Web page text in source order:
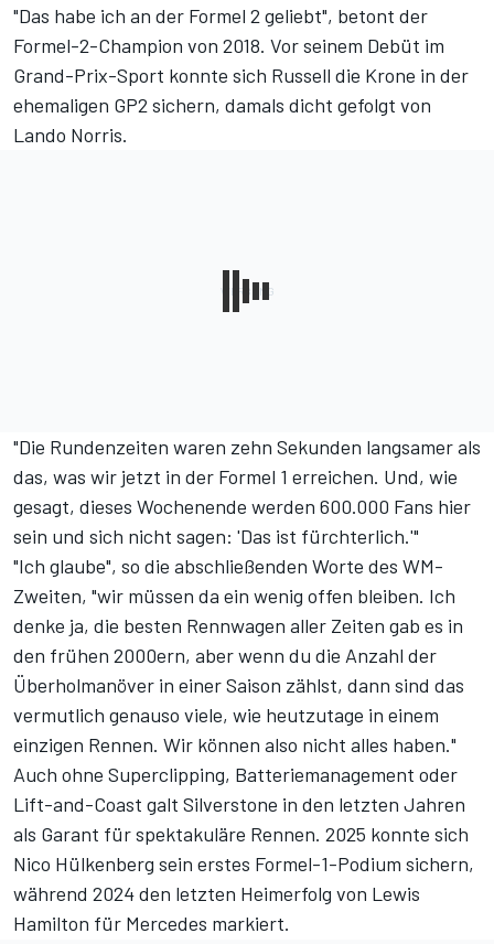
"Das habe ich an der Formel 2 geliebt", betont der
Formel-2-Champion von 2018. Vor seinem Debüt im
Grand-Prix-Sport konnte sich Russell die Krone in der
ehemaligen GP2 sichern, damals dicht gefolgt von
Lando Norris.
"Die Rundenzeiten waren zehn Sekunden langsamer als
das, was wir jetzt in der Formel 1 erreichen. Und, wie
gesagt, dieses Wochenende werden 600.000 Fans hier
sein und sich nicht sagen: 'Das ist fürchterlich.'"
"Ich glaube", so die abschließenden Worte des WM-
Zweiten, "wir müssen da ein wenig offen bleiben. Ich
denke ja, die besten Rennwagen aller Zeiten gab es in
den frühen 2000ern, aber wenn du die Anzahl der
Überholmanöver in einer Saison zählst, dann sind das
vermutlich genauso viele, wie heutzutage in einem
einzigen Rennen. Wir können also nicht alles haben."
Auch ohne Superclipping, Batteriemanagement oder
Lift-and-Coast galt Silverstone in den letzten Jahren
als Garant für spektakuläre Rennen. 2025 konnte sich
Nico Hülkenberg sein erstes Formel-1-Podium sichern,
während 2024den letzten Heimerfolg von Lewis
Hamilton für Mercedes markiert.